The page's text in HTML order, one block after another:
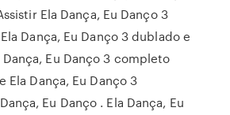
Ela Dança, Eu Danço 3
Dança, Eu Danço 3 dublado e
Eu Danço 3 completo
Ela Dança, Eu Danço 3
Eu Danço . Ela Dança, Eu